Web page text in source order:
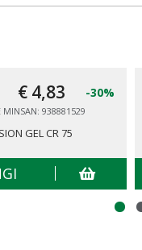
€ 4,83 -30%
MINSAN: 938881529
GEL CR 75